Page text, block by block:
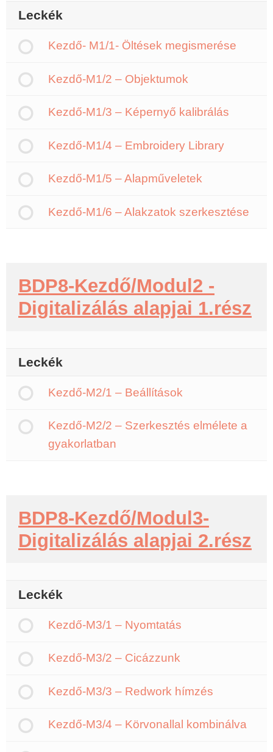
Leckék
Kezdő- M1/1- Öltések megismerése
Kezdő-M1/2 – Objektumok
Kezdő-M1/3 – Képernyő kalibrálás
Kezdő-M1/4 – Embroidery Library
Kezdő-M1/5 – Alapműveletek
Kezdő-M1/6 – Alakzatok szerkesztése
BDP8-Kezdő/Modul2 -
Digitalizálás alapjai 1.rész
Leckék
Kezdő-M2/1 – Beállítások
Kezdő-M2/2 – Szerkesztés elmélete a
gyakorlatban
BDP8-Kezdő/Modul3-
Digitalizálás alapjai 2.rész
Leckék
Kezdő-M3/1 – Nyomtatás
Kezdő-M3/2 – Cicázzunk
Kezdő-M3/3 – Redwork hímzés
Kezdő-M3/4 – Körvonallal kombinálva